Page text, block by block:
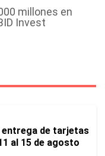
millones en
Invest
entrega de tarjetas
al 15 de agosto